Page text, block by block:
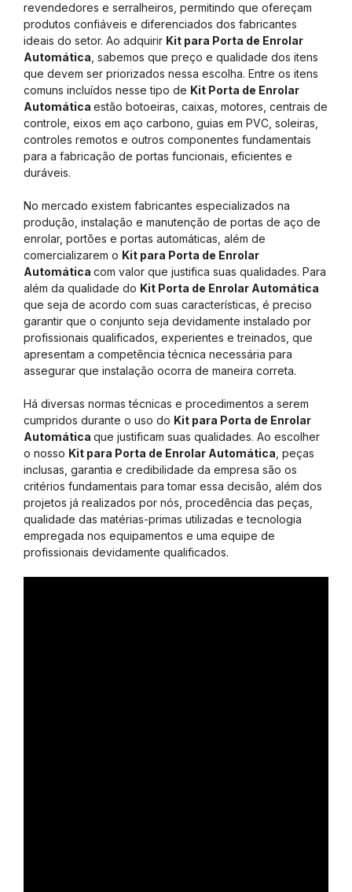
revendedores e serralheiros, permitindo que ofereçam
produtos confiáveis e diferenciados dos fabricantes
ideais do setor. Ao adquirir Kit para Porta de Enrolar
Automática , sabemos que preço e qualidade dos itens
que devem ser priorizados nessa escolha. Entre os itens
comuns incluídos nesse tipo de Kit Porta de Enrolar
Automática estão botoeiras, caixas, motores, centrais de
controle, eixos em aço carbono, guias em PVC, soleiras,
controles remotos e outros componentes fundamentais
para a fabricação de portas funcionais, eficientes e
duráveis.
No mercado existem fabricantes especializados na
produção, instalação e manutenção de portas de aço de
enrolar, portões e portas automáticas, além de
comercializarem o Kit para Porta de Enrolar
Automática com valor que justifica suas qualidades. Para
além da qualidade do Kit Porta de Enrolar Automática
que seja de acordo com suas características, é preciso
garantir que o conjunto seja devidamente instalado por
profissionais qualificados, experientes e treinados, que
apresentam a competência técnica necessária para
assegurar que instalação ocorra de maneira correta.
Há diversas normas técnicas e procedimentos a serem
cumpridos durante o uso do Kit para Porta de Enrolar
Automática que justificam suas qualidades. Ao escolher
o nosso Kit para Porta de Enrolar Automática , peças
inclusas, garantia e credibilidade da empresa são os
critérios fundamentais para tomar essa decisão, além dos
projetos já realizados por nós, procedência das peças,
qualidade das matérias-primas utilizadas e tecnologia
empregada nos equipamentos e uma equipe de
profissionais devidamente qualificados.